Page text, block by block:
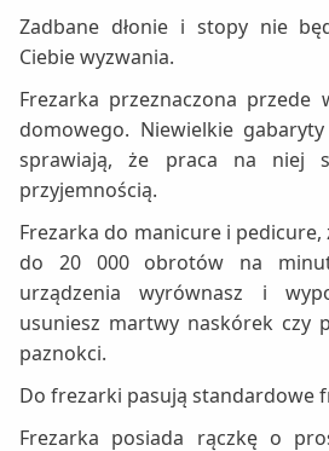
Zadbane dłonie i stopy nie
Ciebie wyzwania.
Frezarka przeznaczona przede
domowego. Niewielkie
sprawiają, że praca na niej
przyjemnością.
Frezarka do manicure i
do 20 000 obrotów na
urządzenia wyrównasz i
usuniesz martwy naskórek czy
paznokci.
Do frezarki pasują standardowe
Frezarka posiada rączkę o